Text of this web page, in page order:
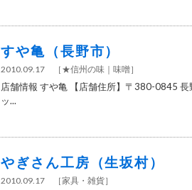
すや亀（長野市）
2010.09.17 ［ ★信州の味 味噌］
店舗情報 すや亀 【店舗住所】〒380-0845
ッ...
やぎさん工房（生坂村）
2010.09.17 ［家具・雑貨］